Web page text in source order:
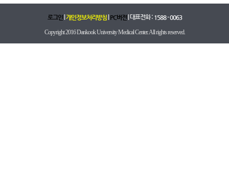
로그인|개인정보처리방침|PC버전| 대표전화 : 1588 - 0063
Copyright 2016 Dankook University Medical Center. All rights reserved.